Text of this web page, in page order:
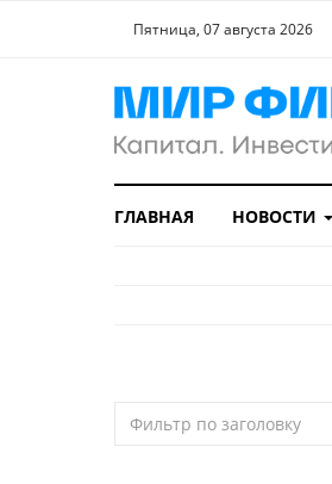
Пятница, 07 августа 2026
ГЛАВНАЯ НОВОСТИ